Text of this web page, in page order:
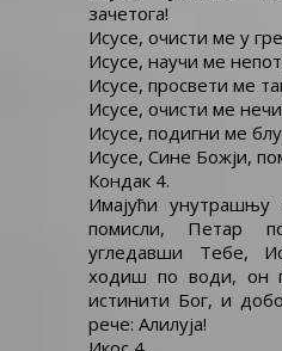
зачетога!
Исусе, очисти ме у
Исусе, научи ме
Исусе, просвети ме
Исусе, очисти ме
Исусе, подигни ме
Исусе, Сине Божји,
Кондак 4.
Имајући унутрашњу
помисли, Петар
угледавши Тебе,
ходиш по води, он
истинити Бог, и
рече: Алилуја!